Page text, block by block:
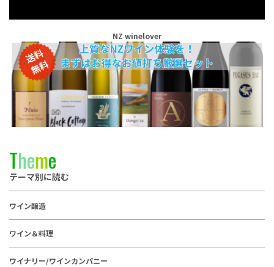
NZ winelover
Theme
テーマ別に読む
ワイン醸造
ワイン＆料理
ワイナリー/ワインカンパニー